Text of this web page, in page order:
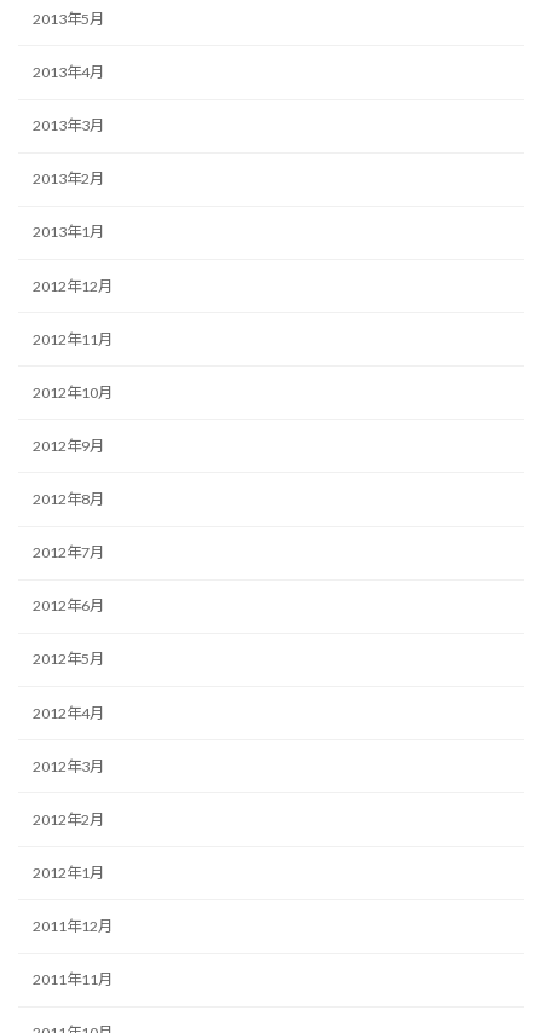
2013年5月
2013年4月
2013年3月
2013年2月
2013年1月
2012年12月
2012年11月
2012年10月
2012年9月
2012年8月
2012年7月
2012年6月
2012年5月
2012年4月
2012年3月
2012年2月
2012年1月
2011年12月
2011年11月